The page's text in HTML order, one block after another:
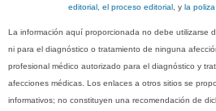
editorial, el proceso editorial , yla
La información aquí proporcionada no debe utilizarse
ni para el diagnóstico o tratamiento de ninguna
profesional médico autorizado para el diagnóstico y
afecciones médicas. Los enlaces a otros sitios se
informativos; no constituyen una recomendación de